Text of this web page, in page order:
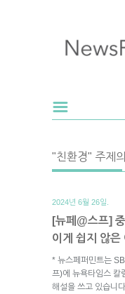
"친환경" 주제
2024년 6월 26일.
[뉴페@스프]
이게 쉽지 않은
* 뉴스페퍼민트는
프)에 뉴욕타임스 칼
해설을 쓰고 있습니